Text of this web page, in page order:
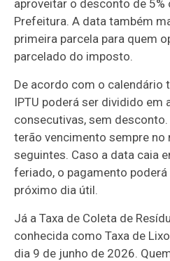
aproveitar o desconto de 5%
Prefeitura. A data também
primeira parcela para quem
parcelado do imposto.
De acordo com o calendário
IPTU poderá ser dividido em
consecutivas, sem
terão vencimento sempre
seguintes. Caso a data caia
feriado, o pagamento
próximo dia útil.
Já a Taxa de Coleta de
conhecida como Taxa de
dia 9 de junho de 2026.